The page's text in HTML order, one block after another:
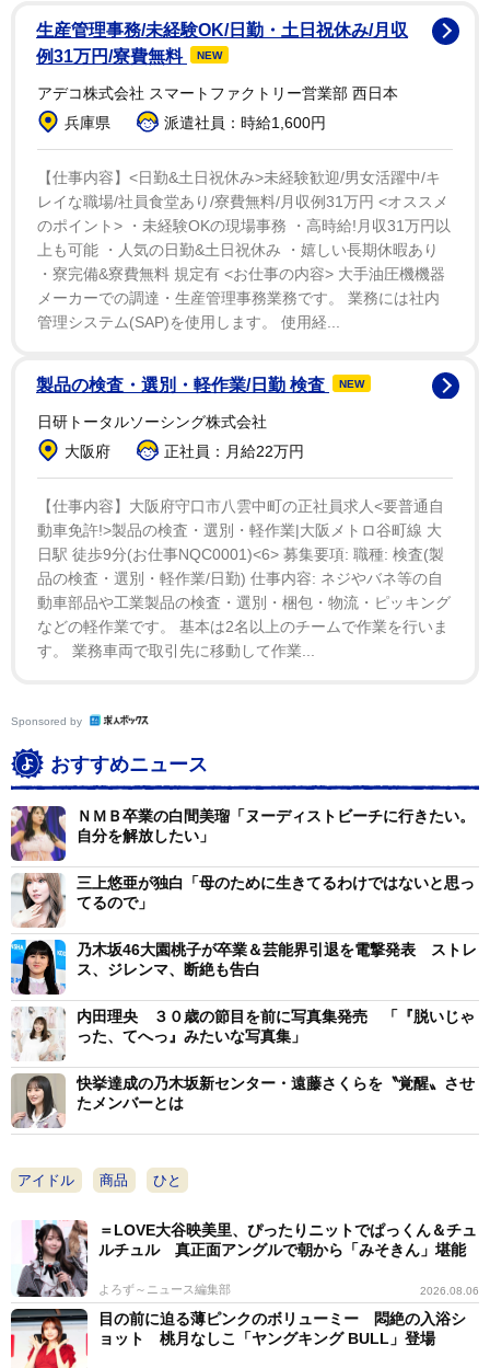
構、握手会やライブなど、定期的にいろんなイベントが
あって、『次はここで会える』って決まっていた予定が
ありました。でも卒業することによって、次に会える確
証がなくなってしまった。なので『次、いつ会える？』
ファンの皆さんに会いたい！』と思っている気持ちを、
アイドルの松村沙友理としても込めたつもりです」と話
した。
１０年間活動したグループからの卒業に「寂しさと不
安が大きくなっています。どんどん乃木坂４６のメンバ
的にメンバーと会話することもなくなるんだなっていう
のを実感してきて...。乃木坂４６という私にとってのホ
ームのグループを抜けて、１人でやっていくって事が、
結構今、不安にもなってきています。これから先１人で
出来るのか、私は芸能の仕事という中で、メンバーと沢
山しゃべって支え合ってきた人間なので、そこから独り
立ちして自分の足で立っていけるのか、と不安になって
きている気持ちです。だからみなさん応援してくださ
い…」と素直な心境を吐露した。
不安な気持ちに打ち勝っていきたい」と強い意思も。
「今後は、１つのことをメインにするのではなく、いろ
んな事をやっていきたいなっていう思いが強いです。肩
書きとしては女優さんになると思うんですけど、女優と
しての演技のお仕事もしっかりやっていきたいですし、
バラエティにも出たい。乃木坂４６にいるときも私は
『結構いろんな事をやってるね』って言っていただける
タイプだったので、卒業してからも何でもやらせていた
だけたらうれしいです」と言葉に力を込めた。
これまでの乃木坂４６での活動を振り返り、充実感を
漂わせた松村。「皆さんにこれからも元気を与えられる
ような楽しい人生を送っていければと思います。でもそ
のためには皆さんの応援がぜひとも必要なので、今後と
いします。がんばりまっちゅんっ！」と、乃木坂４６と
生産管理事務/未経験OK/日勤・土日祝休み/月収
例31万円/寮費無料
NEW
アデコ株式会社 スマートファクトリー営業部 西日本
兵庫県
派遣社員：時給1,600円
【仕事内容】<日勤&土日祝休み>未経験歓迎/男女活躍中/キ
レイな職場/社員食堂あり/寮費無料/月収例31万円 <オススメ
のポイント> ・未経験OKの現場事務 ・高時給!月収31万円以
上も可能 ・人気の日勤&土日祝休み ・嬉しい長期休暇あり
・寮完備&寮費無料 規定有 <お仕事の内容> 大手油圧機機器
メーカーでの調達・生産管理事務業務です。 業務には社内
管理システム(SAP)を使用します。 使用経...
製品の検査・選別・軽作業/日勤 検査 NEW
日研トータルソーシング株式会社
大阪府
正社員：月給22万円
【仕事内容】大阪府守口市八雲中町の正社員求人<要普通自
動車免許!>製品の検査・選別・軽作業|大阪メトロ谷町線 大
日駅 徒歩9分(お仕事NQC0001)<6> 募集要項: 職種: 検査(製
品の検査・選別・軽作業/日勤) 仕事内容: ネジやバネ等の自
動車部品や工業製品の検査・選別・梱包・物流・ピッキング
などの軽作業です。 基本は2名以上のチームで作業を行いま
す。 業務車両で取引先に移動して作業...
Sponsored by
おすすめニュース
ＮＭＢ卒業の白間美瑠「ヌーディストビーチに行きたい。
自分を解放したい」
三上悠亜が独白「母のために生きてるわけではないと思っ
てるので」
乃木坂46大園桃子が卒業＆芸能界引退を電撃発表 ストレ
ス、ジレンマ、断絶も告白
内田理央 ３０歳の節目を前に写真集発売 「『脱いじゃ
った、てへっ』みたいな写真集」
快挙達成の乃木坂新センター・遠藤さくらを〝覚醒〟させ
たメンバーとは
アイドル 商品 ひと
＝LOVE大谷映美里、ぴったりニットでぱっくん＆チュ
ルチュル 真正面アングルで朝から「みそきん」堪能
よろず～ニュース編集部 2026.08.06
目の前に迫る薄ピンクのボリューミー 悶絶の入浴シ
ョット 桃月なしこ「ヤングキング BULL」登場